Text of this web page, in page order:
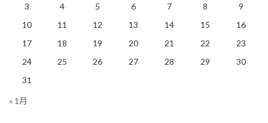
3
4 5 6 7 8
9
10
11 12 13 14 15
16
17
18 19 20 21 22
23
24
25 26 27 28 29
30
31
« 1月